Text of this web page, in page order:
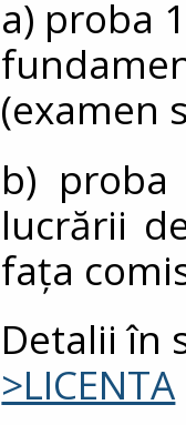
a) proba
(examen
b) proba
lucrării
fața
Detalii în
>LICENTA